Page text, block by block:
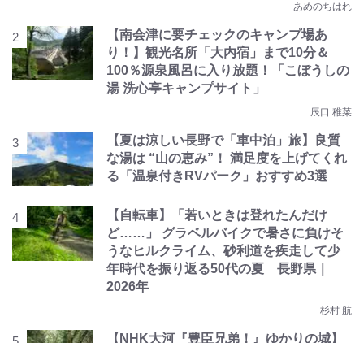
あめのちはれ
【南会津に要チェックのキャンプ場あ
り！】観光名所「大内宿」まで10分＆
100％源泉風呂に入り放題！「こぼうしの
湯 洗心亭キャンプサイト」
辰口 稚菜
【夏は涼しい長野で「車中泊」旅】良質
な湯は “山の恵み”！ 満足度を上げてくれ
る「温泉付きRVパーク」おすすめ3選
【自転車】「若いときは登れたんだけ
ど……」 グラベルバイクで暑さに負けそ
うなヒルクライム、砂利道を疾走して少
年時代を振り返る50代の夏 長野県｜
2026年
杉村 航
【NHK大河『豊臣兄弟！』ゆかりの城】